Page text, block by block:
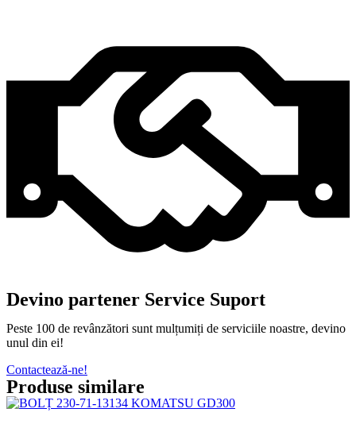
Devino partener Service Suport
Peste 100 de revânzători sunt mulțumiți de serviciile noastre, devino
unul din ei!
Contactează-ne!
Produse similare